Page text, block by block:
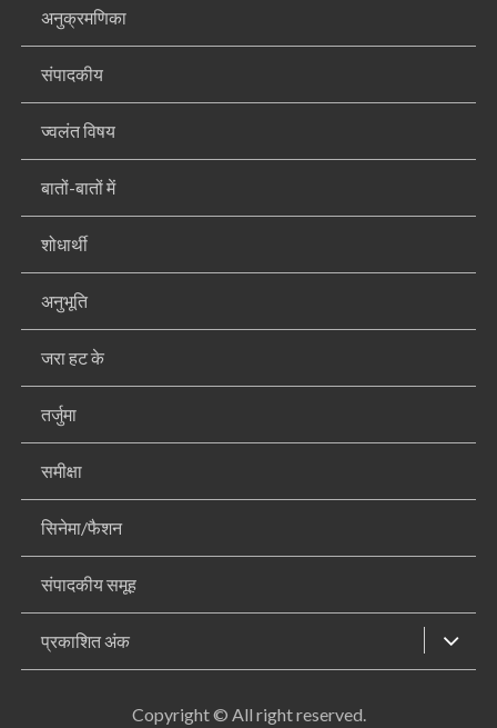
अनुक्रमणिका
संपादकीय
ज्वलंत विषय
बातों-बातों में
शोधार्थी
अनुभूति
जरा हट के
तर्जुमा
समीक्षा
सिनेमा/फैशन
संपादकीय समूह
प्रकाशित अंक
Copyright © All right reserved.